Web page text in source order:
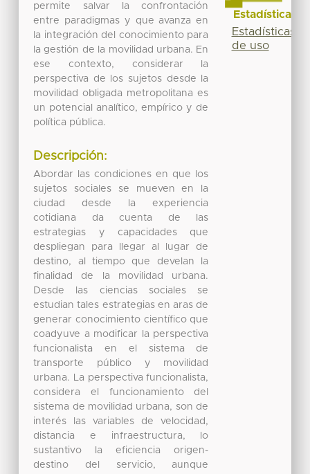
permite salvar la confrontación
entre paradigmas y que avanza en
la integración del conocimiento para
la gestión de la movilidad urbana. En
ese contexto, considerar la
perspectiva de los sujetos desde la
movilidad obligada metropolitana es
un potencial analítico, empírico y de
política pública.
Descripción:
Abordar las condiciones en que los
sujetos sociales se mueven en la
ciudad desde la experiencia
cotidiana da cuenta de las
estrategias y capacidades que
despliegan para llegar al lugar de
destino, al tiempo que develan la
finalidad de la movilidad urbana.
Desde las ciencias sociales se
estudian tales estrategias en aras de
generar conocimiento científico que
coadyuve a modificar la perspectiva
funcionalista en el sistema de
transporte público y movilidad
urbana. La perspectiva funcionalista,
considera el funcionamiento del
sistema de movilidad urbana, son de
interés las variables de velocidad,
distancia e infraestructura, lo
sustantivo la eficiencia origen-
destino del servicio, aunque
Estadísticas
Estadísticas
de uso